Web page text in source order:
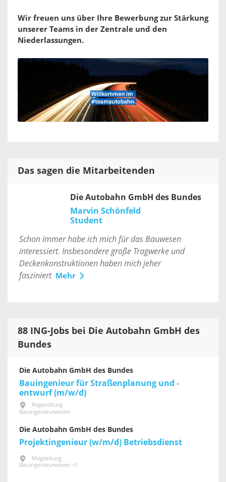
Wir freuen uns über Ihre Bewerbung zur Stärkung
unserer Teams in der Zentrale und den
Niederlassungen.
Das sagen die Mitarbeitenden
Die Autobahn GmbH des Bundes
Marvin Schönfeld
Student
Schon immer habe ich mich für das Bauwesen
interessiert. Insbesondere große Tragwerke und
Deckenkonstruktionen haben mich jeher
fasziniert Mehr
88 ING-Jobs bei Die Autobahn GmbH des
Bundes
Die Autobahn GmbH des Bundes
Bauingenieur für Straßenplanung und -
entwurf (m/w/d)
Regensburg
Bauingenieurwesen
Die Autobahn GmbH des Bundes
Projektingenieur (w/m/d) Betriebsdienst
Magdeburg
Bauingenieurwesen +1